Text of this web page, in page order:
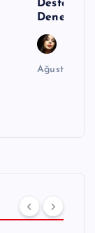
Destekli
Deneyimi
Ağustos 5,